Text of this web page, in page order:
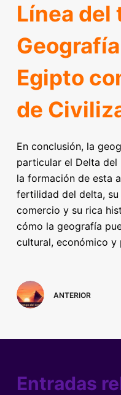
Línea del
Egipto
de
En conclusión, la
particular el Delta del
la formación de esta
fertilidad del delta,
comercio y su rica
cómo la geografía
cultural, económico y
ANTERIOR
Entradas